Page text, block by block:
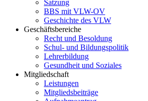
Satzung
BBS mit VLW-OV
Geschichte des VLW
Geschäftsbereiche
Recht und Besoldung
Schul- und Bildungspolitik
Lehrerbildung
Gesundheit und Soziales
Mitgliedschaft
Leistungen
Mitgliedsbeiträge